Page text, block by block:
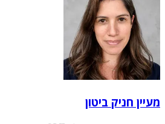
מעיין חניק ביטון